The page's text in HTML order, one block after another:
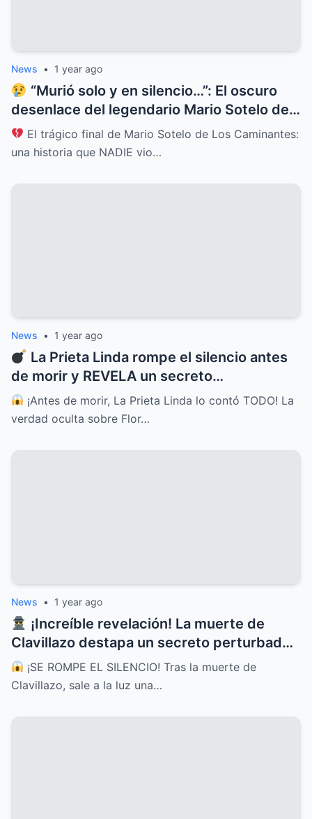
News • 1 year ago
“Murió solo y en silencio…”: El oscuro
desenlace del legendario Mario Sotelo deja
al mundo en shock
El trágico final de Mario Sotelo de Los Caminantes:
una historia que NADIE vio…
News • 1 year ago
La Prieta Linda rompe el silencio antes
de morir y REVELA un secreto
INIMAGINABLE sobre Flor Silvestre
¡Antes de morir, La Prieta Linda lo contó TODO! La
verdad oculta sobre Flor…
News • 1 year ago
¡Increíble revelación! La muerte de
Clavillazo destapa un secreto perturbador
que fue escondido por años
¡SE ROMPE EL SILENCIO! Tras la muerte de
Clavillazo, sale a la luz una…